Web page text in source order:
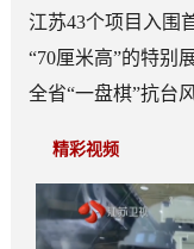
江苏43个项目入围
“70厘米高”的特别
全省“一盘棋”抗台
精彩视频